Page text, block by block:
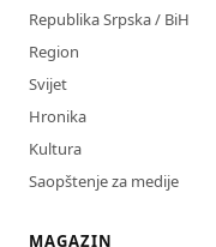
Republika Srpska / BiH
Region
Svijet
Hronika
Kultura
Saopštenje za medije
MAGAZIN